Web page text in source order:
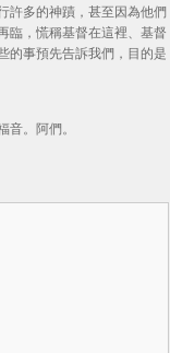
許多的神蹟，甚至因為他們
臨，慌稱基督在這裡、基督
的事預先告訴我們，目的是
。阿們。